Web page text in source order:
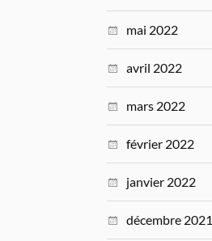
mai 2022
avril 2022
mars 2022
février 2022
janvier 2022
décembre 2021